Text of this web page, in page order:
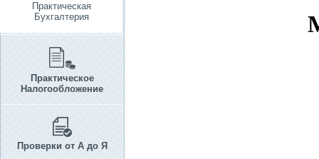
Практическая
Бухгалтерия
Практическое
Налогообложение
Проверки от А до Я